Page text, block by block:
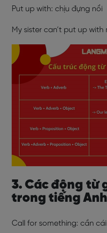
Put up with: chịu đựng nổi
My sister can’t put up with
3. Các động từ
trong tiếng Anh
Call for something: cần